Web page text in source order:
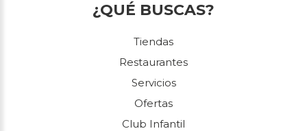
¿QUÉ BUSCAS?
Tiendas
Restaurantes
Servicios
Ofertas
Club Infantil